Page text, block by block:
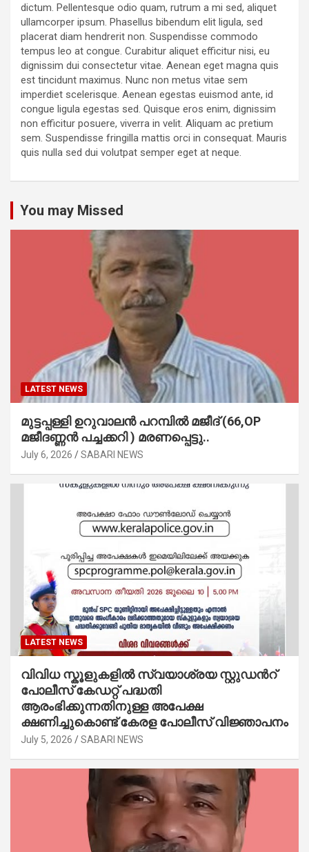
dictum. Pellentesque odio quam, rutrum a mi sed, aliquet
ullamcorper ipsum. Phasellus bibendum elit ligula, sed
placerat diam hendrerit non. Suspendisse commodo
tempus leo at congue. Curabitur aliquet efficitur nisi, eu
dignissim dui consectetur vitae. Aenean eget magna quis
est tincidunt maximus. Nunc non metus vitae sem
imperdiet scelerisque. Aenean egestas euismod ante, id
congue ligula egestas sed. Quisque eros enim, dignissim
non efficitur posuere, viverra in velit. Aliquam ac pretium
sem. Suspendisse fringilla mattis orci in consequat. Mauris
quis nulla sed dui volutpat semper eget at neque.
You may Missed
LATEST NEWS
മുട്ടപ്പള്ളി ഉറുവാലൻ പറമ്പിൽ മജീദ് (66,OP
മജീദണ്ണൻ പച്ചക്കറി ) മരണപ്പെട്ടു..
July 6, 2026 SABARI NEWS
LATEST NEWS
വിവിധ സ്കൂളുകളില്‍ സ്വയാശ്രയ സ്റ്റുഡന്‍റ്
പോലീസ് കേഡറ്റ് പദ്ധതി
ആരംഭിക്കുന്നതിനുള്ള അപേക്ഷ
ക്ഷണിച്ചുകൊണ്ട് കേരള പോലീസ് വിജ്ഞാപനം
July 5, 2026 SABARI NEWS